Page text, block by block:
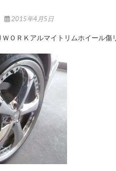
2015年4月5日
ＷＯＲＫアルマイトリムホイール